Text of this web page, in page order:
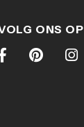
ONS OP